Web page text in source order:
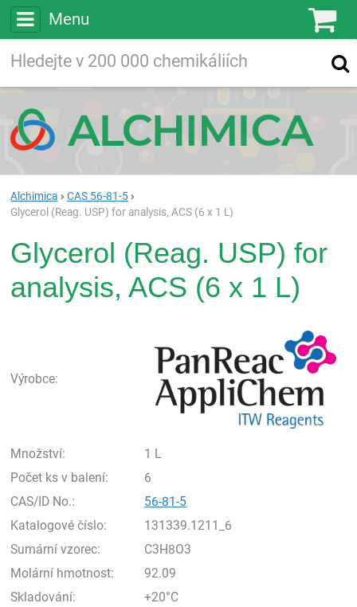
Menu
Vyhledávání
Alchimica
CAS 56-81-5
Glycerol (Reag. USP) for analysis, ACS (6 x 1 L)
Glycerol (Reag. USP) for
analysis, ACS (6 x 1 L)
Výrobce:
Množství:
1 L
Počet ks v balení:
6
CAS/ID No.:
56-81-5
Katalogové číslo:
131339.1211_6
Sumární vzorec:
C3H8O3
Molární hmotnost:
92.09
Skladování:
+20°C